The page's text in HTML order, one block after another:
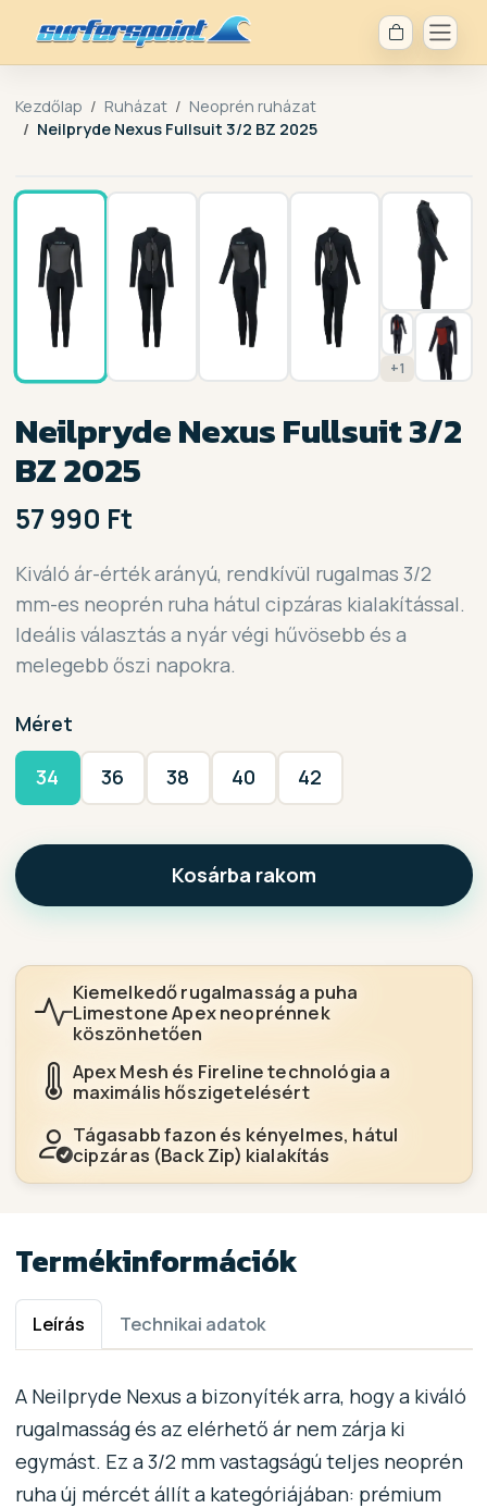
Kezdőlap Ruházat
Neoprén ruházat
Neilpryde Nexus Fullsuit 3/2 BZ 2025
+1
Neilpryde Nexus Fullsuit 3/2
BZ 2025
57 990 Ft
Kiváló ár-érték arányú, rendkívül rugalmas 3/2
mm-es neoprén ruha hátul cipzáras kialakítással.
Ideális választás a nyár végi hűvösebb és a
melegebb őszi napokra.
Méret
34 36 38 40 42
Kosárba rakom
Kiemelkedő rugalmasság a puha
Limestone Apex neoprénnek
köszönhetően
Apex Mesh és Fireline technológia a
maximális hőszigetelésért
Tágasabb fazon és kényelmes, hátul
cipzáras (Back Zip) kialakítás
Termékinformációk
Leírás Technikai adatok
A Neilpryde Nexus a bizonyíték arra, hogy a kiváló
rugalmasság és az elérhető ár nem zárja ki
egymást. Ez a 3/2 mm vastagságú teljes neoprén
ruha új mércét állít a kategóriájában: prémium